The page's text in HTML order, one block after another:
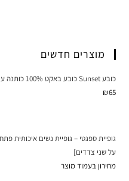
מוצרים חדשים
כובע Sunset כובע באקט 100% כותנה עם שרוך ואבזם
₪65
על שני צדדים]
מחירון בעמוד מוצר